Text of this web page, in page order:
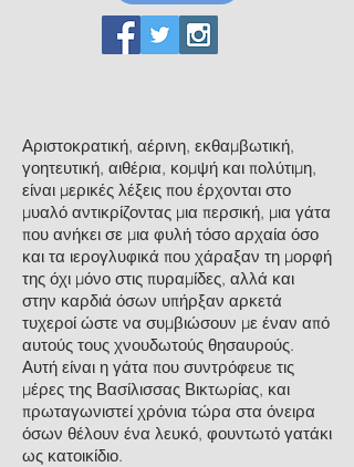
Αριστοκρατική, αέρινη, εκθαμβωτική,
γοητευτική, αιθέρια, κομψή και πολύτιμη,
είναι μερικές λέξεις που έρχονται στο
μυαλό αντικρίζοντας μια περσική, μια γάτα
που ανήκει σε μια φυλή τόσο αρχαία όσο
και τα ιερογλυφικά που χάραξαν τη μορφή
της όχι μόνο στις πυραμίδες, αλλά και
στην καρδιά όσων υπήρξαν αρκετά
τυχεροί ώστε να συμβιώσουν με έναν από
αυτούς τους χνουδωτούς θησαυρούς.
Αυτή είναι η γάτα που συντρόφευε τις
μέρες της Βασίλισσας Βικτωρίας, και
πρωταγωνιστεί χρόνια τώρα στα όνειρα
όσων θέλουν ένα λευκό, φουντωτό γατάκι
ως κατοικίδιο.